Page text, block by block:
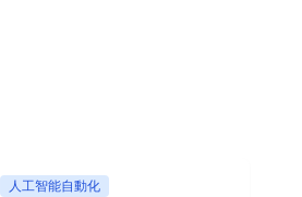
人工智能自動化